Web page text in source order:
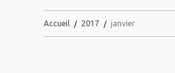
Accueil 2017 janvier